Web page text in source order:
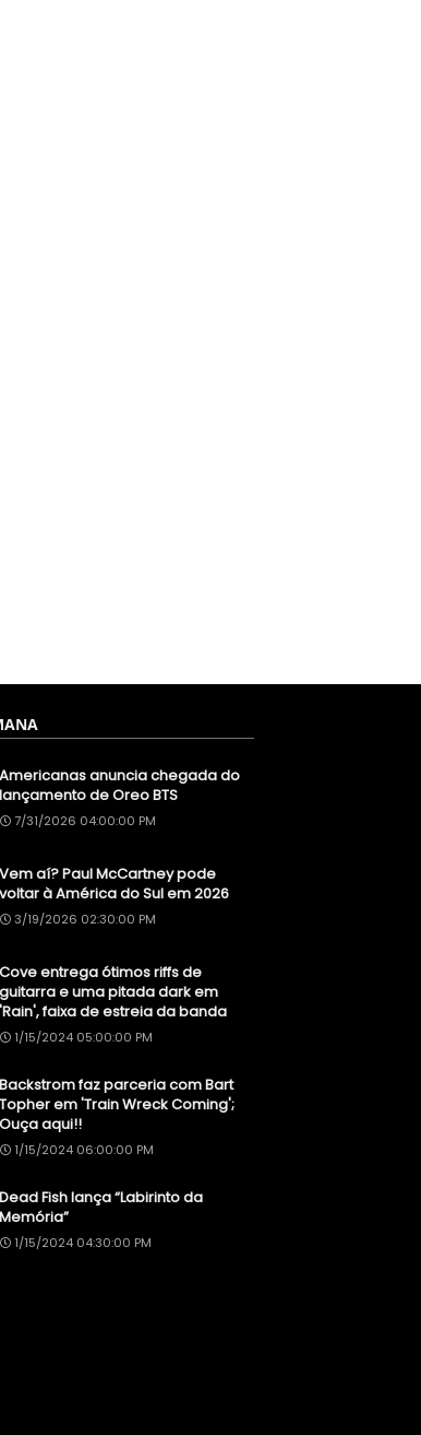
Americanas anuncia chegada do
lançamento de Oreo BTS
7/31/2026 04:00:00 PM
Vem aí? Paul McCartney pode
voltar à América do Sul em 2026
3/19/2026 02:30:00 PM
Cove entrega ótimos riffs de
guitarra e uma pitada dark em
'Rain', faixa de estreia da banda
1/15/2024 05:00:00 PM
Backstrom faz parceria com Bart
Topher em 'Train Wreck Coming';
Ouça aqui!!
1/15/2024 06:00:00 PM
Dead Fish lança “Labirinto da
Memória”
1/15/2024 04:30:00 PM